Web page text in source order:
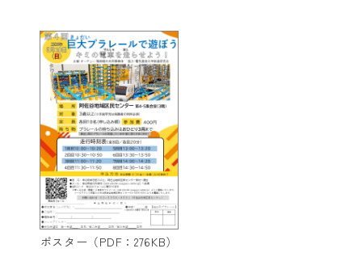
ポスター（PDF：276KB）